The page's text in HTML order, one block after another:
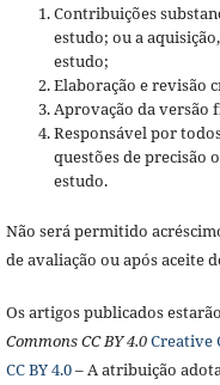
Contribuições
estudo; ou a
estudo;
Elaboração e revisão
Aprovação da versão
Responsável por
questões de precisão
estudo.
Não será permitido
de avaliação ou após aceite
Os artigos publicados
Commons CC BY 4.0Creative
CC BY 4.0– A atribuição